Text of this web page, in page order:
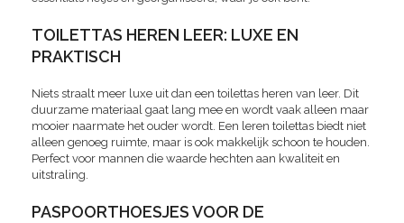
TOILETTAS HEREN LEER: LUXE EN
PRAKTISCH
Niets straalt meer luxe uit dan een toilettas heren van leer. Dit
duurzame materiaal gaat lang mee en wordt vaak alleen maar
mooier naarmate het ouder wordt. Een leren toilettas biedt niet
alleen genoeg ruimte, maar is ook makkelijk schoon te houden.
Perfect voor mannen die waarde hechten aan kwaliteit en
uitstraling.
PASPOORTHOESJES VOOR DE